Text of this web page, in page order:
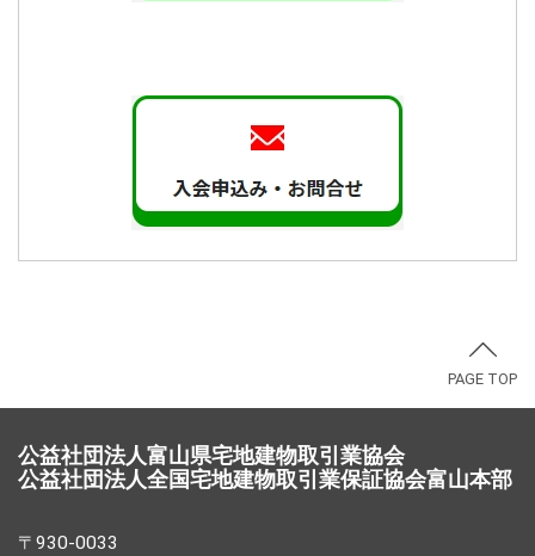
PAGE TOP
公益社団法人富山県宅地建物取引業協会
公益社団法人全国宅地建物取引業保証協会富山本部
〒930-0033